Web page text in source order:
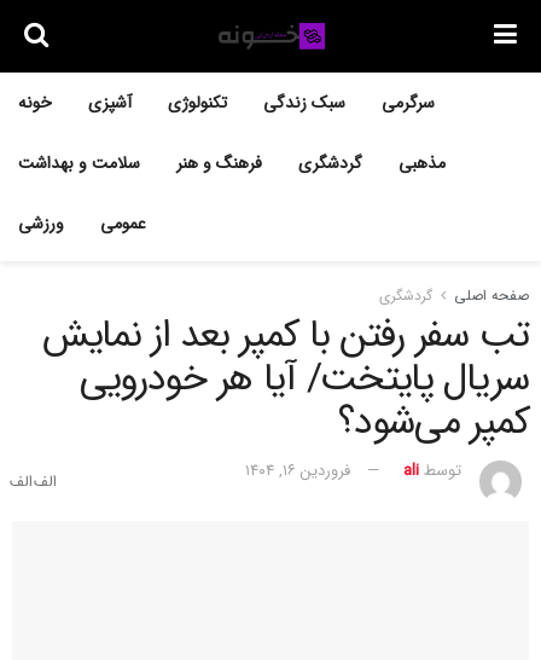
خونه آشپزی تکنولوژی سبک زندگی سرگرمی
سلامت و بهداشت فرهنگ و هنر گردشگری مذهبی
ورزشی عمومی
صفحه اصلی گردشگری
تب سفر رفتن با کمپر بعد از نمایش
سریال پایتخت/ آیا هر خودرویی
کمپر می‌شود؟
توسطali فروردین ۱۶, ۱۴۰۴